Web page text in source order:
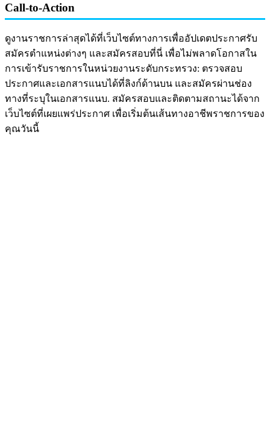
Call-to-Action
ดูงานราชการล่าสุดได้ที่เว็บไซต์ทางการเพื่ออัปเดตประกาศรับ
สมัครตำแหน่งต่างๆ และสมัครสอบที่นี่ เพื่อไม่พลาดโอกาสใน
การเข้ารับราชการในหน่วยงานระดับกระทรวง: ตรวจสอบ
ประกาศและเอกสารแนบได้ที่ลิงก์ด้านบน และสมัครผ่านช่อง
ทางที่ระบุในเอกสารแนบ. สมัครสอบและติดตามสถานะได้จาก
เว็บไซต์ที่เผยแพร่ประกาศ เพื่อเริ่มต้นเส้นทางอาชีพราชการของ
คุณวันนี้